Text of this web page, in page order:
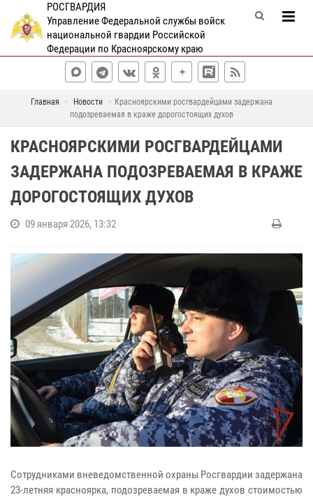
РОСГВАРДИЯ
Управление Федеральной службы войск
национальной гвардии Российской
Федерации по Красноярскому краю
Главная Новости
Красноярскими росгвардейцами задержана
подозреваемая в краже дорогостоящих духов
КРАСНОЯРСКИМИ РОСГВАРДЕЙЦАМИ
ЗАДЕРЖАНА ПОДОЗРЕВАЕМАЯ В КРАЖЕ
ДОРОГОСТОЯЩИХ ДУХОВ
09 января 2026, 13:32
Сотрудниками вневедомственной охраны Росгвардии задержана
23-летняя красноярка, подозреваемая в краже духов стоимостью